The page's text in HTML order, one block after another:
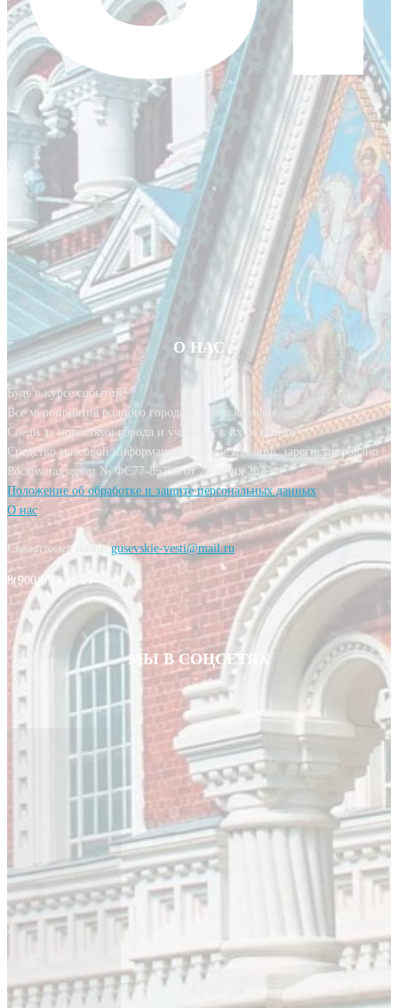
О НАС
Будь в курсе событий!
Все мероприятия родного города у тебя в кармане.
Следи за новостями города и участвуй в их создании!
Средство массовой информации, сетевое издание, зарегистрировано
Роскомнадзором № ФС77-85393 от 20 июня 2023 г.
Положение об обработке и защите персональных данных
О нас
Свяжитесь с нами:gusevskie-vesti@mail.ru
8(900)590-21-21
МЫ В СОЦСЕТЯХ